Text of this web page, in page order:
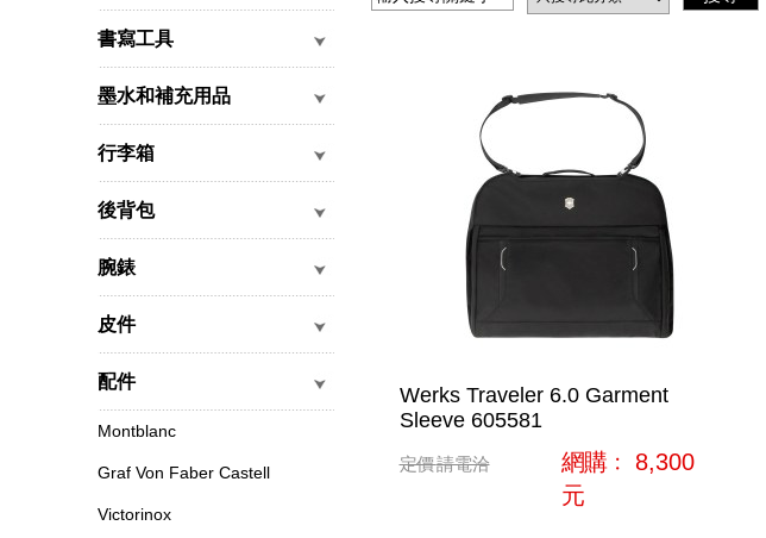
書寫工具
墨水和補充用品
行李箱
後背包
腕錶
皮件
配件
Montblanc
Graf Von Faber Castell
Victorinox
Werks Traveler 6.0 Garment
Sleeve 605581
定價請電洽 網購﹕ 8,300
元